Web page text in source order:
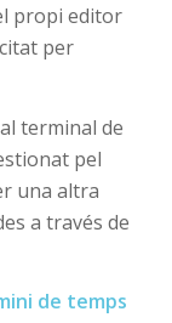
propi editor
per
terminal de
pel
una altra
a través de
de temps